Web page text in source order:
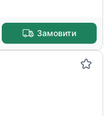
Замовити